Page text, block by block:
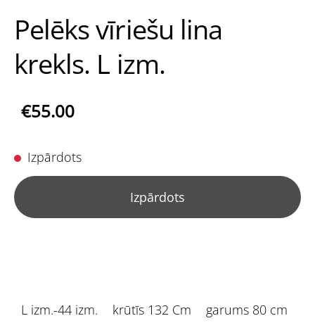
Pelēks vīriešu lina
krekls. L izm.
€55.00
Izpārdots
Izpārdots
L izm.-44 izm. krūtīs 132 Cm
garums 80 cm